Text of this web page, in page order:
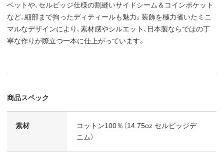
ベットや、セルビッジ仕様の割縫いサイドシーム＆コインポケット
など、細部まで拘ったディティールも魅力。装飾を極力省いたミニ
マルなデザインにより、素材感やシルエット、日本製ならではの丁
寧な作りが際立つ一本に仕上がっています。
商品スペック
素材
コットン100％（14.75oz セルビッジデ
ニム）